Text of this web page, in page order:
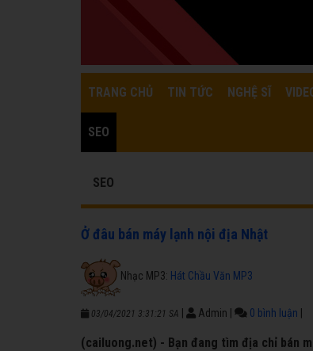
TRANG CHỦ TIN TỨC NGHỆ SĨ
SEO
SEO
Ở đâu bán máy lạnh nội địa Nhật
Nhạc MP3: Hát Chầu Văn MP3
03/04/2021 3:31:21 SA Admin 0 bình luận
(cailuong.net) - Bạn đang tìm địa chỉ bán